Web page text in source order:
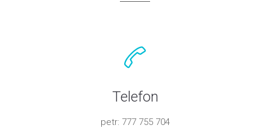
Telefon
petr: 777 755 704